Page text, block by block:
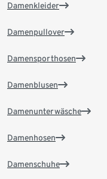
Damenkleider
Damenpullover
Damensporthosen
Damenblusen
Damenunterwäsche
Damenhosen
Damenschuhe